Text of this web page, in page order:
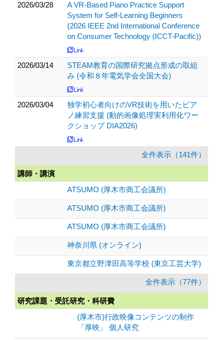
2026/03/28
A VR-Based Piano Practice Support
System for Self-Learning Beginners
(2026 IEEE 2nd International Conference
on Consumer Technology (ICCT-Pacific))
2026/03/14
STEAM教育の国際研究拠点形成の取組
み (令和８年電気学会全国大会)
2026/03/04
独学初心者向けのVR技術を用いたピア
ノ練習支援 (動的画像処理実利用化ワー
クショップ DIA2026)
全件表示（141件）
講師・講演
ATSUMO (厚木市商工会議所)
ATSUMO (厚木市商工会議所)
ATSUMO (厚木市商工会議所)
神奈川県 (オンライン)
東京都立野津田高等学校 (東京工芸大学)
全件表示（77件）
研究課題・受託研究・科研費
(厚木市)行政映像コンテンツの制作
「厚映」 個人研究